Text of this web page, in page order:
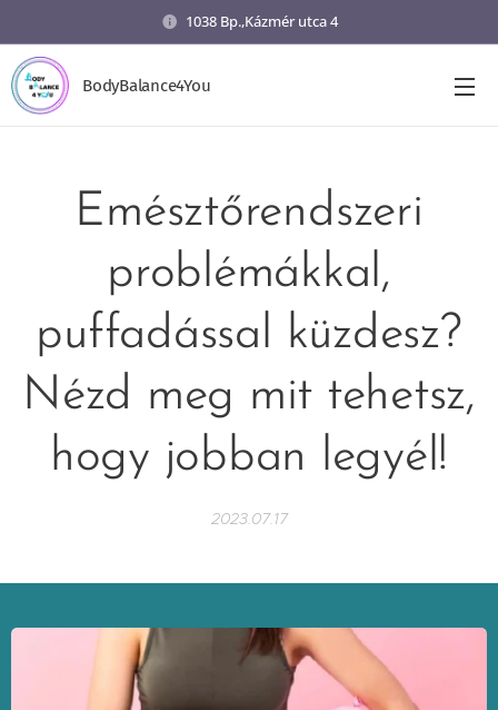
1038 Bp.,Kázmér utca 4
BodyBalance4You
Emésztőrendszeri
problémákkal,
puffadással küzdesz?
Nézd meg mit tehetsz,
hogy jobban legyél!
2023.07.17